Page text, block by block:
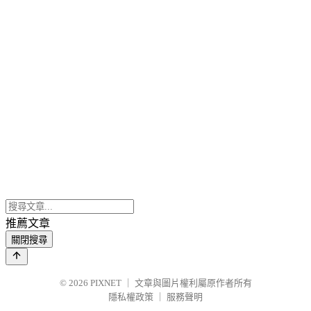
推薦文章
關閉搜尋
© 2026 PIXNET
文章與圖片權利屬原作者所有
隱私權政策
服務聲明